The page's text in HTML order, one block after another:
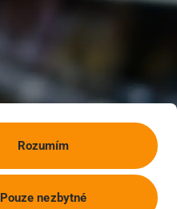
Rozumím
Pouze nezbytné